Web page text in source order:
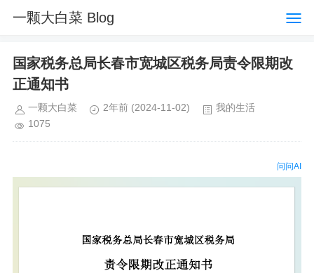
一颗大白菜 Blog
国家税务总局长春市宽城区税务局责令限期改
正通知书
一颗大白菜 2年前 (2024-11-02)
我的生活
1075
问问AI